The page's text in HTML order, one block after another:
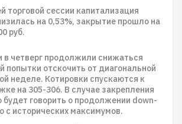
торговой сессии капитализация
на 0,53%, закрытие прошло на
руб.
в четверг продолжили снижаться
попытки отскочить от диагональной
неделе. Котировки спускаются к
на 305-306. В случае закрепления
говорить о продолжении down-
с исторических максимумов.